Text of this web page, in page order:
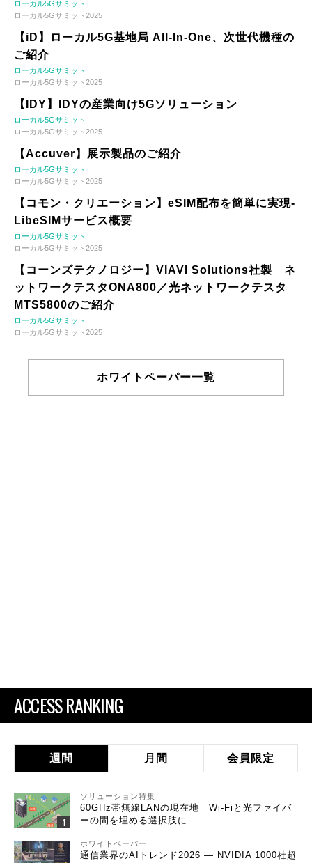
ローカル5Gサミット
ローカル5Gサミット2025
【iD】ローカル5G基地局 All-In-One、次世代機種の
ご紹介
ローカル5Gサミット
ローカル5Gサミット2025
【IDY】IDYの産業向け5Gソリューション
ローカル5Gサミット
ローカル5Gサミット2025
【Accuver】展示製品のご紹介
ローカル5Gサミット
ローカル5Gサミット2025
【コモン・クリエーション】eSIM配布を簡単に実現-
LibeSIMサービス概要
ローカル5Gサミット
ローカル5Gサミット2025
【コーンズテクノロジー】VIAVI Solutions社製 ネ
ットワークテスタONA800／光ネットワークテスタ
MTS5800のご紹介
ローカル5Gサミット
ローカル5Gサミット2025
ホワイトペーパー一覧
ACCESS RANKING
週間 月間 会員限定
ソリューション特集
60GHz帯無線LANの現在地 Wi-Fiと光ファイバ
ーの間を埋める選択肢に
ホワイトペーパー
通信業界のAIトレンド2026 ― NVIDIA 1000社超